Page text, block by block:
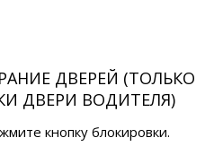
ДВЕРЕЙ (ТОЛЬКО
ДВЕРИ ВОДИТЕЛЯ)
кнопку блокировки.